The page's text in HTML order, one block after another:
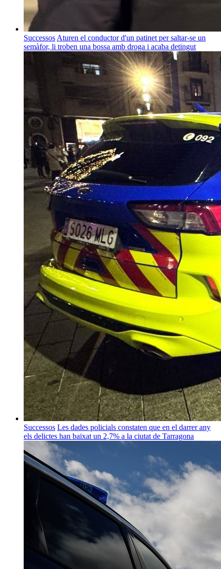
Successos Aturen el conductor d'un patinet per saltar-se un
semàfor, li troben una bossa amb droga i acaba detingut
Successos Les dades policials constaten que en el darrer any
els delictes han baixat un 2,7% a la ciutat de Tarragona